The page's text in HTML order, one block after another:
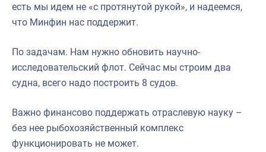
есть мы идем не «с протянутой рукой», и надеемся,
что Минфин нас поддержит.
По задачам. Нам нужно обновить научно-
исследовательский флот. Сейчас мы строим два
судна, всего надо построить 8 судов.
Важно финансово поддержать отраслевую науку –
без нее рыбохозяйственный комплекс
функционировать не может.